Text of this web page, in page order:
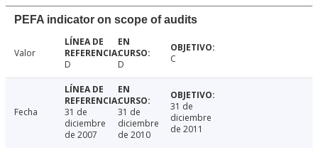
PEFA indicator on scope of audits
Valor
D
D C
Fecha
31 de
diciembre
de 2007
31 de
diciembre
de 2010
31 de
diciembre
de 2011